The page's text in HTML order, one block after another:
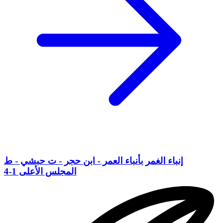
إنباء الغمر بأنباء العمر - ابن حجر - ت حبشي - ط
المجلس الأعلى 1-4